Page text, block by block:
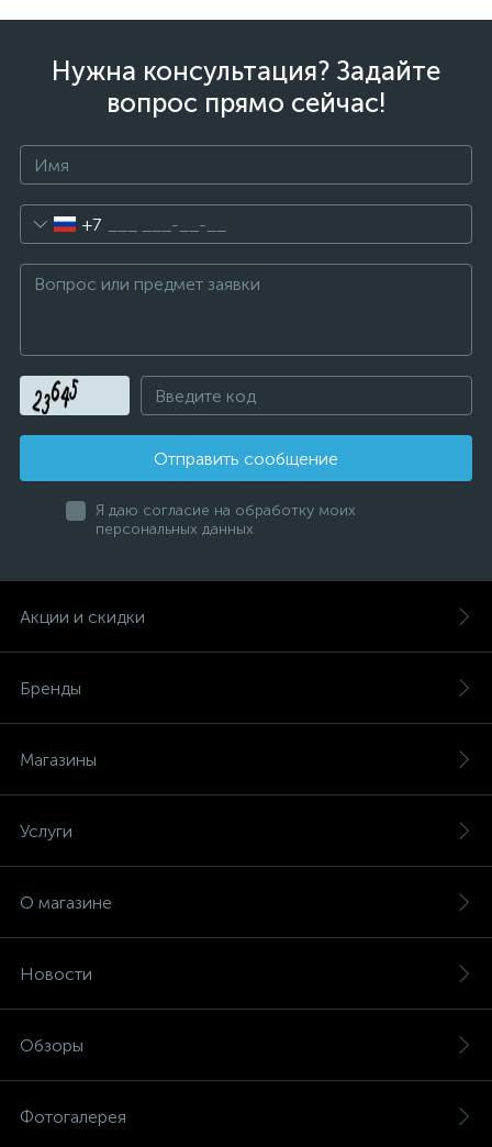
Нужна консультация? Задайте
вопрос прямо сейчас!
+7
Отправить сообщение
Я даю согласие на обработку моих
персональных данных
Акции и скидки
Бренды
Магазины
Услуги
О магазине
Новости
Обзоры
Фотогалерея